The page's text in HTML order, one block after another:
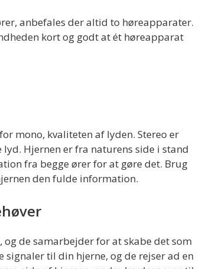
anbefales der altid to høreapparater.
kort og godt at ét høreapparat
mono, kvaliteten af lyden. Stereo er
Hjernen er fra naturens side i stand
fra begge ører for at gøre det. Brug
den fulde information.
de samarbejder for at skabe det som
til din hjerne, og de rejser ad en